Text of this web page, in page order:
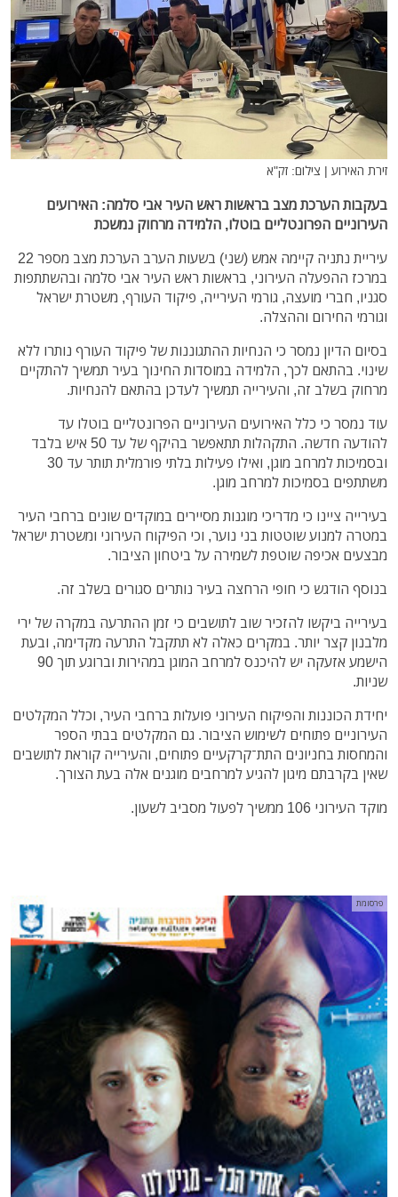
זירת האירוע | צילום: זק"א
בעקבות הערכת מצב בראשות ראש העיר אבי סלמה: האירועים
העירוניים הפרונטליים בוטלו, הלמידה מרחוק נמשכת
עיריית נתניה קיימה אמש (שני) בשעות הערב הערכת מצב מספר 22
במרכז ההפעלה העירוני, בראשות ראש העיר אבי סלמה ובהשתתפות
סגניו, חברי מועצה, גורמי העירייה, פיקוד העורף, משטרת ישראל
וגורמי החירום וההצלה.
בסיום הדיון נמסר כי הנחיות ההתגוננות של פיקוד העורף נותרו ללא
שינוי. בהתאם לכך, הלמידה במוסדות החינוך בעיר תמשיך להתקיים
מרחוק בשלב זה, והעירייה תמשיך לעדכן בהתאם להנחיות.
עוד נמסר כי כלל האירועים העירוניים הפרונטליים בוטלו עד
להודעה חדשה. התקהלות תתאפשר בהיקף של עד 50 איש בלבד
ובסמיכות למרחב מוגן, ואילו פעילות בלתי פורמלית תותר עד 30
משתתפים בסמיכות למרחב מוגן.
בעירייה ציינו כי מדריכי מוגנות מסיירים במוקדים שונים ברחבי העיר
במטרה למנוע שוטטות בני נוער, וכי הפיקוח העירוני ומשטרת ישראל
מבצעים אכיפה שוטפת לשמירה על ביטחון הציבור.
בנוסף הודגש כי חופי הרחצה בעיר נותרים סגורים בשלב זה.
בעירייה ביקשו להזכיר שוב לתושבים כי זמן ההתרעה במקרה של ירי
מלבנון קצר יותר. במקרים כאלה לא תתקבל התרעה מקדימה, ובעת
הישמע אזעקה יש להיכנס למרחב המוגן במהירות וברוגע תוך 90
שניות.
יחידת הכוננות והפיקוח העירוני פועלות ברחבי העיר, וכלל המקלטים
העירוניים פתוחים לשימוש הציבור. גם המקלטים בבתי הספר
והמחסות בחניונים התת־קרקעיים פתוחים, והעירייה קוראת לתושבים
שאין בקרבתם מיגון להגיע למרחבים מוגנים אלה בעת הצורך.
מוקד העירוני 106 ממשיך לפעול מסביב לשעון.
פרסומת